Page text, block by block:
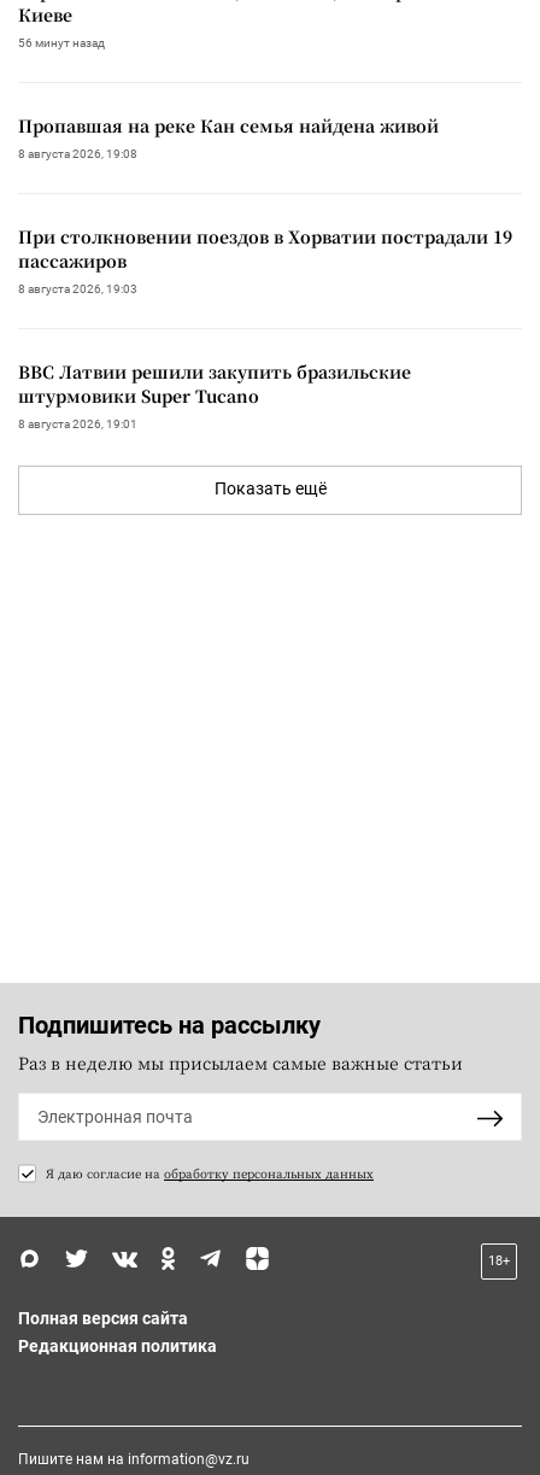
Киеве
56 минут назад
Пропавшая на реке Кан семья найдена живой
8 августа 2026, 19:08
При столкновении поездов в Хорватии пострадали 19
пассажиров
8 августа 2026, 19:03
ВВС Латвии решили закупить бразильские
штурмовики Super Tucano
8 августа 2026, 19:01
Показать ещё
Подпишитесь на рассылку
Раз в неделю мы присылаем самые важные статьи
Я даю согласие на обработку персональных данных
18+
Полная версия сайта
Редакционная политика
Пишите нам на information@vz.ru